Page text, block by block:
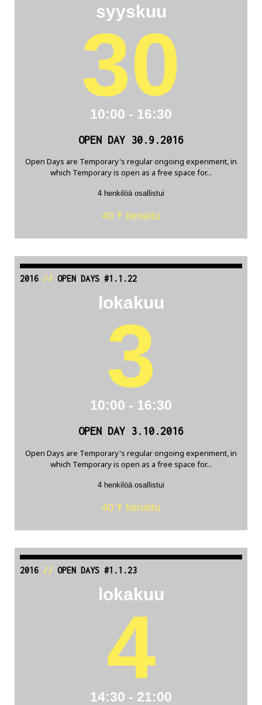
syyskuu
30
10:00 - 16:30
OPEN DAY 30.9.2016
Open Days are Temporary's regular ongoing experiment, in
which Temporary is open as a free space for...
4 henkilöä osallistui
40 Ŧ tienattu
2016// OPEN DAYS #1.1.22
lokakuu
3
10:00 - 16:30
OPEN DAY 3.10.2016
Open Days are Temporary's regular ongoing experiment, in
which Temporary is open as a free space for...
4 henkilöä osallistui
40 Ŧ tienattu
2016// OPEN DAYS #1.1.23
lokakuu
4
14:30 - 21:00